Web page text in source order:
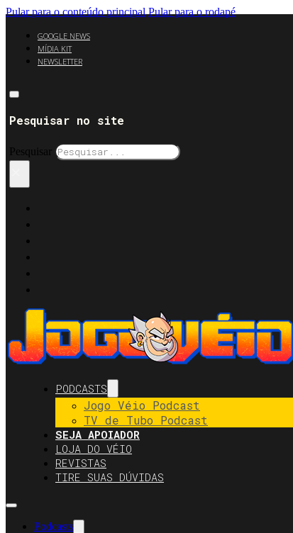
Pular para o conteúdo principal Pular para o rodapé
GOOGLE NEWS
MÍDIA KIT
NEWSLETTER
Pesquisar no site
Pesquisar
PODCASTS
Jogo Véio Podcast
TV de Tubo Podcast
SEJA APOIADOR
LOJA DO VÉIO
REVISTAS
TIRE SUAS DÚVIDAS
Podcasts